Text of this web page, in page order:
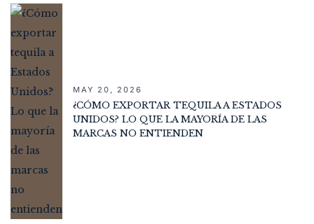
MAY 20, 2026
¿CÓMO EXPORTAR TEQUILA A ESTADOS
UNIDOS? LO QUE LA MAYORÍA DE LAS
MARCAS NO ENTIENDEN